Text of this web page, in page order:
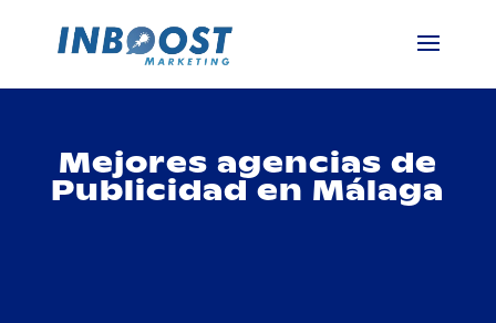
Mejores agencias de
Publicidad en Málaga